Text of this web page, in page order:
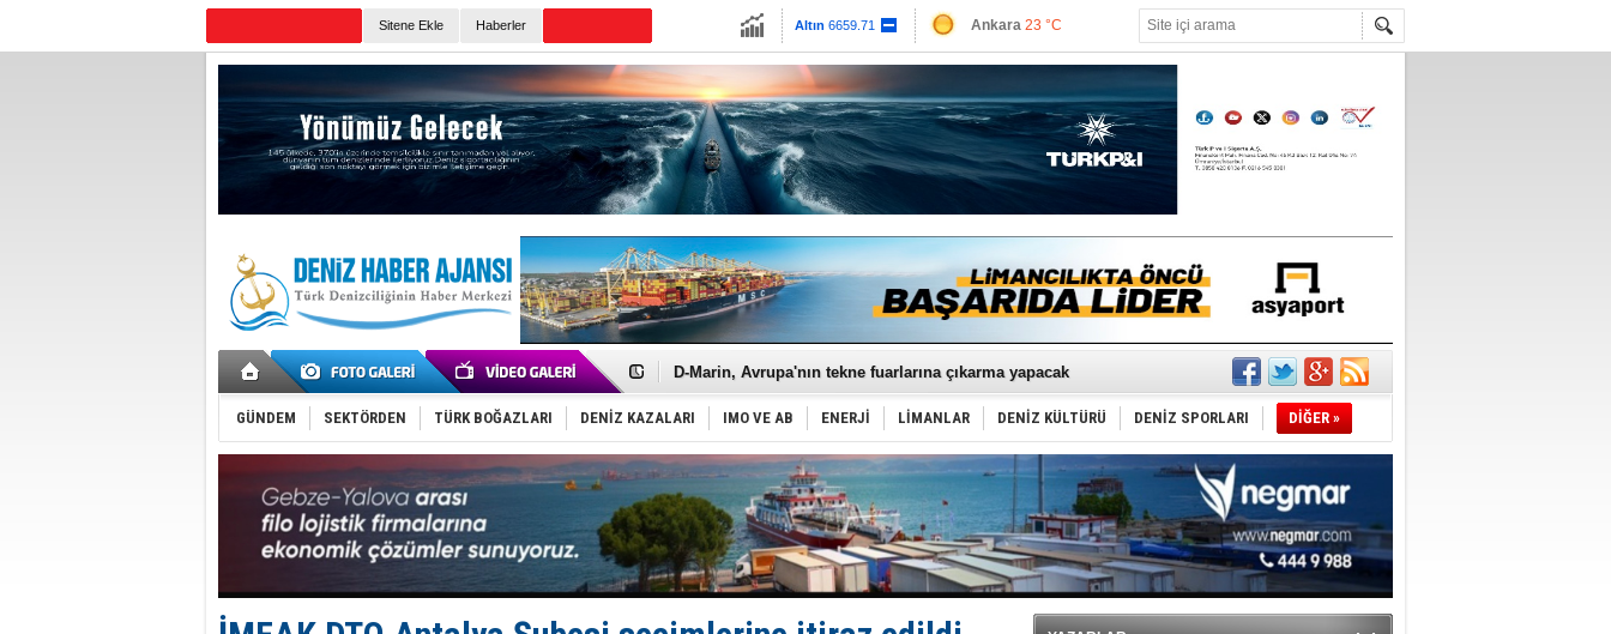
Sitene Ekle Haberler
Altın 6659.71
Euro55.1258
Ankara 23 °C
Antalya29 °C
Muğla 24 °C
Çanakkale 26 °C
Rusya'nın gizli filosu büyüyor!
D-Marin, Avrupa'nın tekne fuarlarına çıkarma yapacak
Van’da inşa edilen teknelere yoğun talep var
ASEAN ilk P&I Sigorta Kulübünü kurmaya hazırlanıyor
TAYK - Eker Olympos Regatta'da ilk start!
İstanbul ve Çanakkale: 6 ayda 40.000 gemi
TEKNOFEST ‘Mavi Vatan’ ziyaretçi kayıtları başladı!
Tersane işçilerinin direnişi, kazanımla sonuçlandı
İngiliz aktivistler, gemide mahsur kaldı!
FESCO, Karadeniz'de yeni sevkiyat taleplerini durdurdu
DESE, BIMCO’ya katıldı
GİMBİRDER gemi inşa yan sanayinin sorunlarını tartıştı
GÜNDEM SEKTÖRDEN TÜRK BOĞAZLARI DENİZ KAZALARI IMO VE AB ENERJİ LİMANLAR DENİZ KÜLTÜRÜ DENİZ SPORLARI DİĞER »